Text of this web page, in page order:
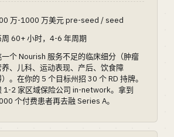
万-1000 万美元 pre-seed / seed
周 60+ 小时，4-6 年周期
一个 Nourish 服务不足的临床细分（肿瘤
养、儿科、运动表现、产后、饮食障
。在你的 5 个目标州招 30 个 RD 持牌。
1-2 家区域保险公司 in-network。拿到
个付费患者再去融 Series A。